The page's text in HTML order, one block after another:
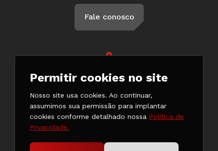
Fale conosco
de Janeiro - RJ CEP 21011-500
(21) 3147-7777
(21) 98132-0182
Copyright © 2024. Todos os direitos reservados.
Permitir cookies no site
Nosso site usa cookies. Ao continuar,
assumimos sua permissão para implantar
cookies conforme detalhado nossa Política de
Privacidade.